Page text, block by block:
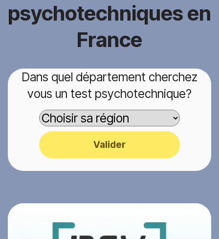
psychotechniques en
France
Dans quel département cherchez
vous un test psychotechnique?
Valider